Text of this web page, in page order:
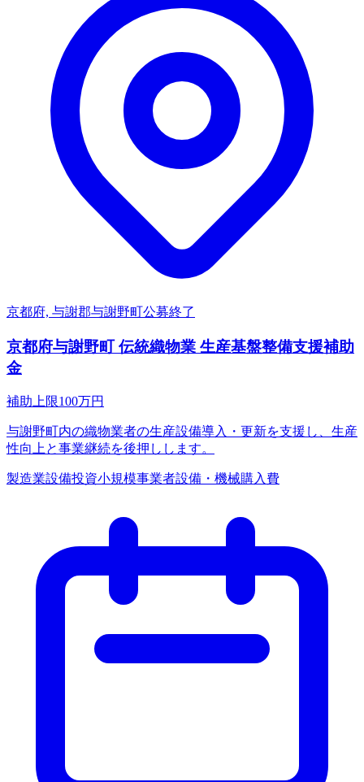
京都府, 与謝郡与謝野町公募終了
京都府与謝野町 伝統織物業 生産基盤整備支援補助
金
補助上限100万円
与謝野町内の織物業者の生産設備導入・更新を支援し、生産
性向上と事業継続を後押しします。
製造業設備投資小規模事業者設備・機械購入費